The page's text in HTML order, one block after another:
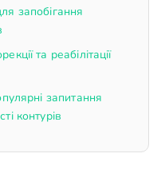
запобігання
та реабілітації
запитання
контурів